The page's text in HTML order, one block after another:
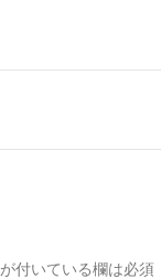
が付いている欄は必須